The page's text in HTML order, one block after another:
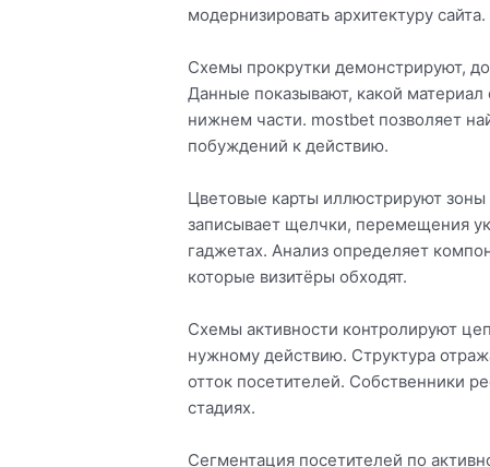
модернизировать архитектуру сайта.
Схемы прокрутки демонстрируют,
Данные показывают, какой
нижнем части. mostbet позволяет
побуждений к действию.
Цветовые карты иллюстрируют
записывает щелчки, перемещения
гаджетах. Анализ определяет
которые визитёры обходят.
Схемы активности контролируют
нужному действию. Структура
отток посетителей. Собственники
стадиях.
Сегментация посетителей по